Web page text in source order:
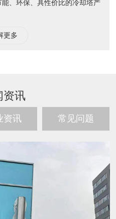
、环保、具性价比的冷却塔产
更多
资讯
资讯 常见问题